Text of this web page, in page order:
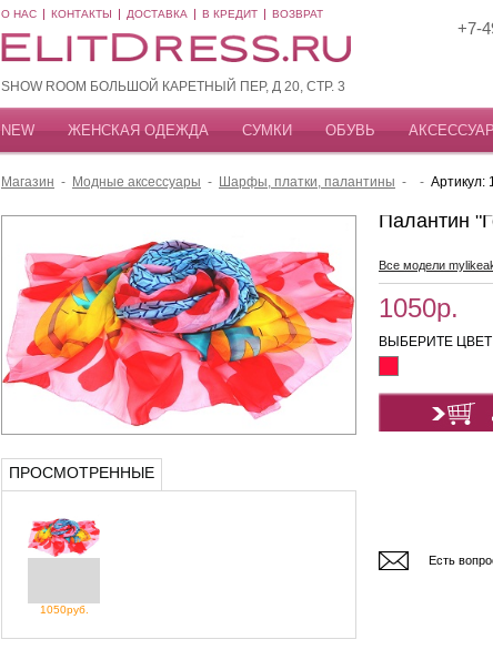
О НАС КОНТАКТЫ ДОСТАВКА В КРЕДИТ ВОЗВРАТ
SHOW ROOM БОЛЬШОЙ КАРЕТНЫЙ ПЕР, Д 20, СТР. 3
+7-
NEW ЖЕНСКАЯ ОДЕЖДА СУМКИ ОБУВЬ
Магазин - Модные аксессуары - Шарфы, платки, палантины - - Артикул:
ПРОСМОТРЕННЫЕ
1050руб.
Палантин
Все модели
1050р.
ВЫБЕРИТЕ ЦВЕТ
Есть